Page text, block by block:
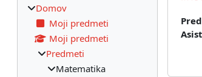
Domov
Moji predmeti
Moji predmeti
Predmeti
Matematika